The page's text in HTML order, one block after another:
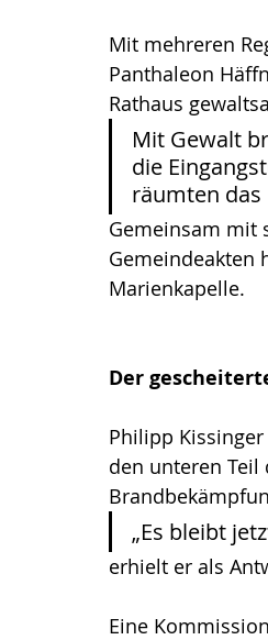
Mit mehreren
Panthaleon
Rathaus
Mit Gewalt
die
räumten
Gemeinsam mit
Gemeindeakten
Marienkapelle.
Der
Philipp
den unteren
„Es bleibt
erhielt er als
Eine